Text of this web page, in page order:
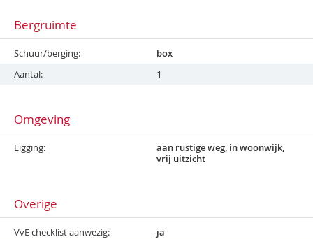
Bergruimte
Schuur/berging
box
Aantal
1
Omgeving
Ligging
aan rustige weg, in woonwijk,
vrij uitzicht
Overige
VvE checklist aanwezig
ja